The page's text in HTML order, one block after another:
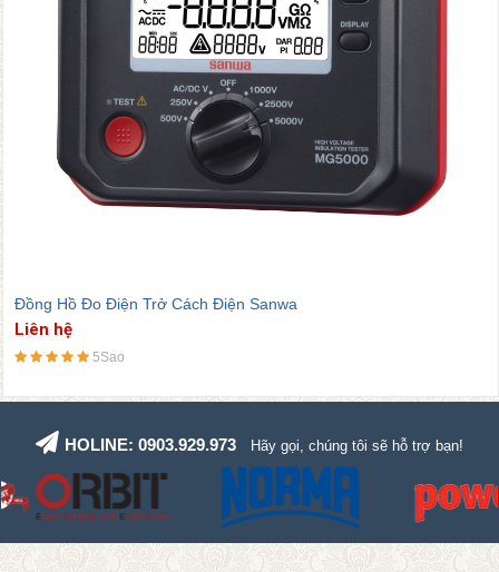
Đồng Hồ Đo Điện Trở Cách Điện Sanwa
Liên hệ
5Sao
HOLINE: 0903.929.973 Hãy gọi, chúng tôi sẽ hỗ trợ bạn!